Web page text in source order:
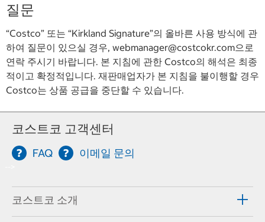
질문
“Costco” 또는 “Kirkland Signature”의 올바른 사용 방식에 관
하여 질문이 있으실 경우, webmanager@costcokr.com으로
연락 주시기 바랍니다. 본 지침에 관한 Costco의 해석은 최종
적이고 확정적입니다. 재판매업자가 본 지침을 불이행할 경우
Costco는 상품 공급을 중단할 수 있습니다.
코스트코 고객센터
FAQ 이메일 문의
코스트코 소개